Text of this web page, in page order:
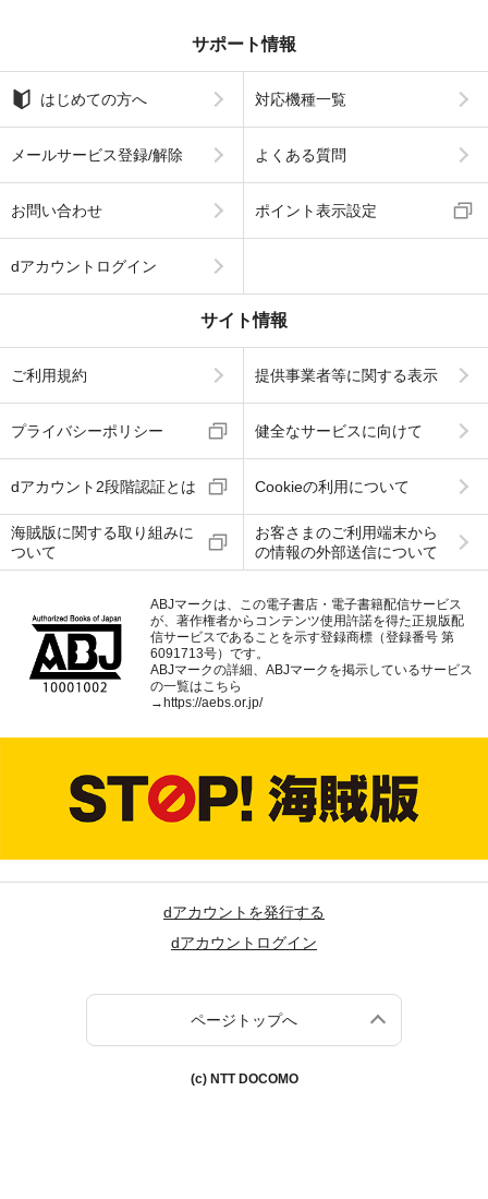
サポート情報
はじめての方へ 対応機種一覧
メールサービス登録/解除 よくある質問
お問い合わせ ポイント表示設定
dアカウントログイン
サイト情報
ご利用規約 提供事業者等に関する表示
プライバシーポリシー 健全なサービスに向けて
dアカウント2段階認証とは Cookieの利用について
海賊版に関する取り組みに
ついて
お客さまのご利用端末から
の情報の外部送信について
ABJマークは、この電子書店・電子書籍配信サービス
が、著作権者からコンテンツ使用許諾を得た正規版配
信サービスであることを示す登録商標（登録番号 第
6091713号）です。
ABJマークの詳細、ABJマークを掲示しているサービス
の一覧はこちら
→https://aebs.or.jp/
dアカウントを発行する
dアカウントログイン
ページトップへ
(c) NTT DOCOMO